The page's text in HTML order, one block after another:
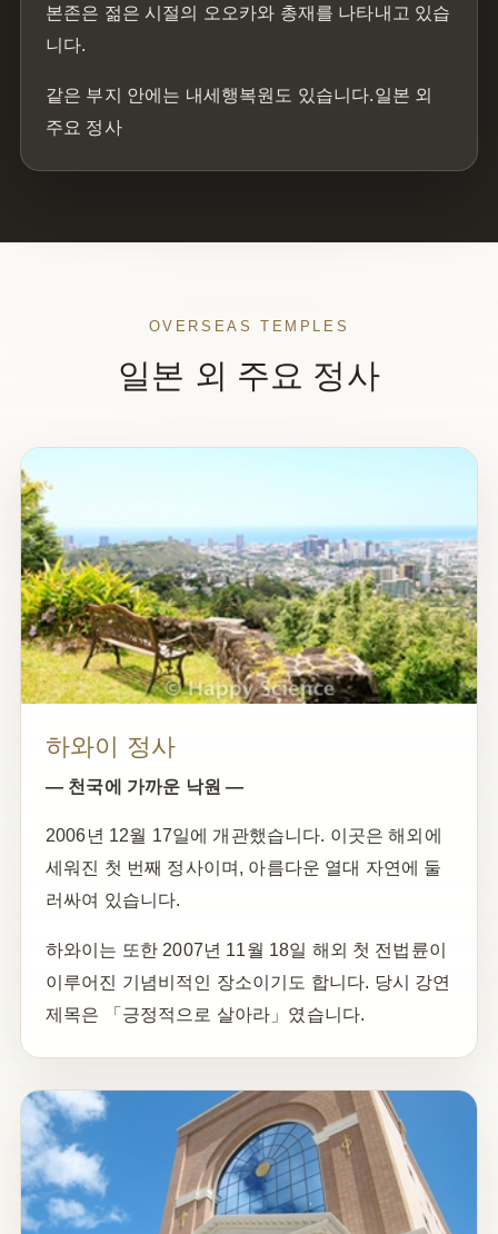
본존은 젊은 시절의 오오카와 총재를 나타내고 있습
니다.
같은 부지 안에는 내세행복원도 있습니다.일본 외
주요 정사
OVERSEAS TEMPLES
일본 외 주요 정사
하와이 정사
— 천국에 가까운 낙원 —
2006년 12월 17일에 개관했습니다. 이곳은 해외에
세워진 첫 번째 정사이며, 아름다운 열대 자연에 둘
러싸여 있습니다.
하와이는 또한 2007년 11월 18일 해외 첫 전법륜이
이루어진 기념비적인 장소이기도 합니다. 당시 강연
제목은 「긍정적으로 살아라」였습니다.